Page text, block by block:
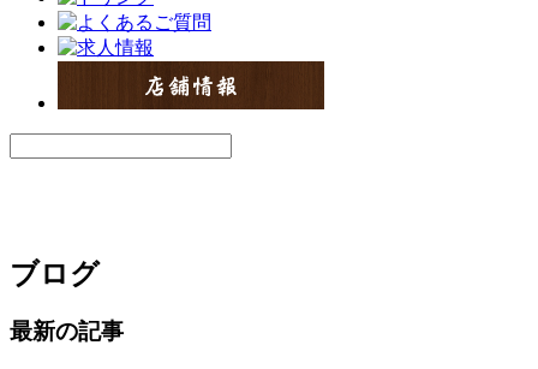
ブログ
最新の記事